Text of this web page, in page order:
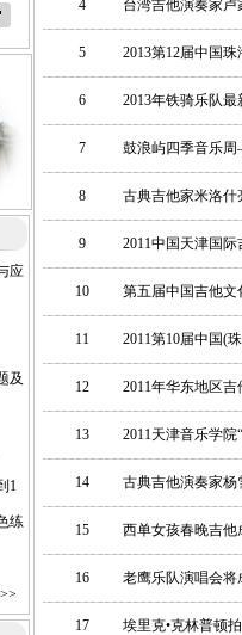
应
及
1
练
4 台湾吉他演奏家
5 2013第12届中国
6 2013年铁骑乐队
7 鼓浪屿四季音乐
8 古典吉他家米洛什
9 2011中国天津国际
10 第五届中国吉他文
11 2011第10届中国(
12 2011年华东地区
13 2011天津音乐学
14 古典吉他演奏家杨
15 西单女孩春晚吉他
16 老鹰乐队演唱会将
17 埃里克•克林普顿